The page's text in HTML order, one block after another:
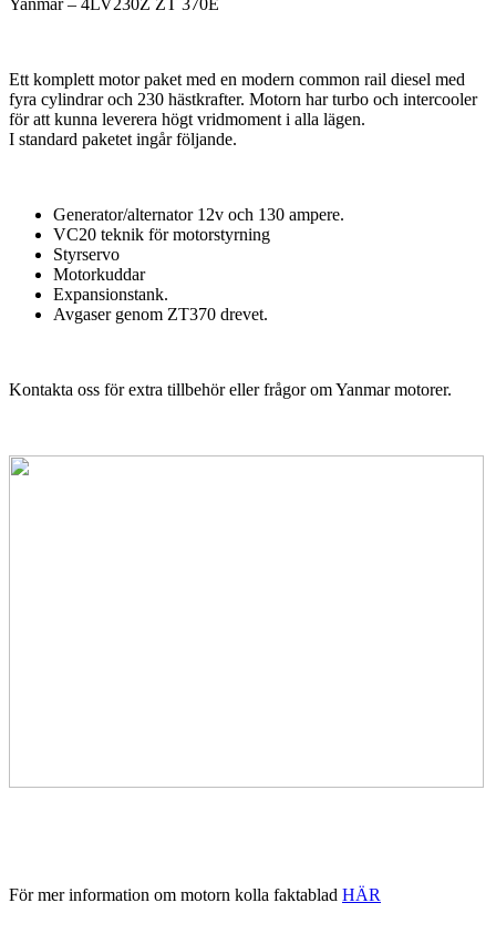
Ett komplett motor paket med en modern common rail diesel med
fyra cylindrar och 230 hästkrafter. Motorn har turbo och intercooler
för att kunna leverera högt vridmoment i alla lägen.
I standard paketet ingår följande.
Generator/alternator 12v och 130 ampere.
VC20 teknik för motorstyrning
Styrservo
Motorkuddar
Expansionstank.
Avgaser genom ZT370 drevet.
Kontakta oss för extra tillbehör eller frågor om Yanmar motorer.
För mer information om motorn kolla faktablad HÄR